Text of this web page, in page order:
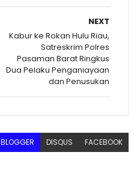
NEXT
Kabur ke Rokan Hulu Riau,
Satreskrim Polres
Pasaman Barat Ringkus
Dua Pelaku Penganiayaan
dan Penusukan
BLOGGER DISQUS FACEBOOK